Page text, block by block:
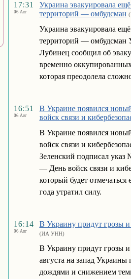
17:31
06 Авг
Украина эвакуировала
территорий — омбудсман
Украина эвакуировала
территорий —
Лубинец сообщил об
временно
которая преодолела
16:51
06 Авг
В Украине появился новый
войск связи и
В Украине появился новый
войск связи и
Зеленский подписал
— День войск связи и
который будет
года утратил силу.
16:14
06 Авг
В Украину придут грозы
(ИА УНН)
В Украину придут грозы
августа на запад
дождями и снижением